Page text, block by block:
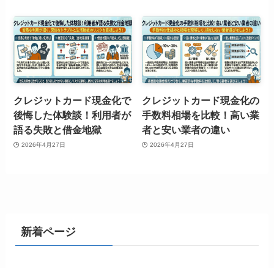
クレジットカード現金化で
後悔した体験談！利用者が
語る失敗と借金地獄
2026年4月27日
クレジットカード現金化の
手数料相場を比較！高い業
者と安い業者の違い
2026年4月27日
新着ページ